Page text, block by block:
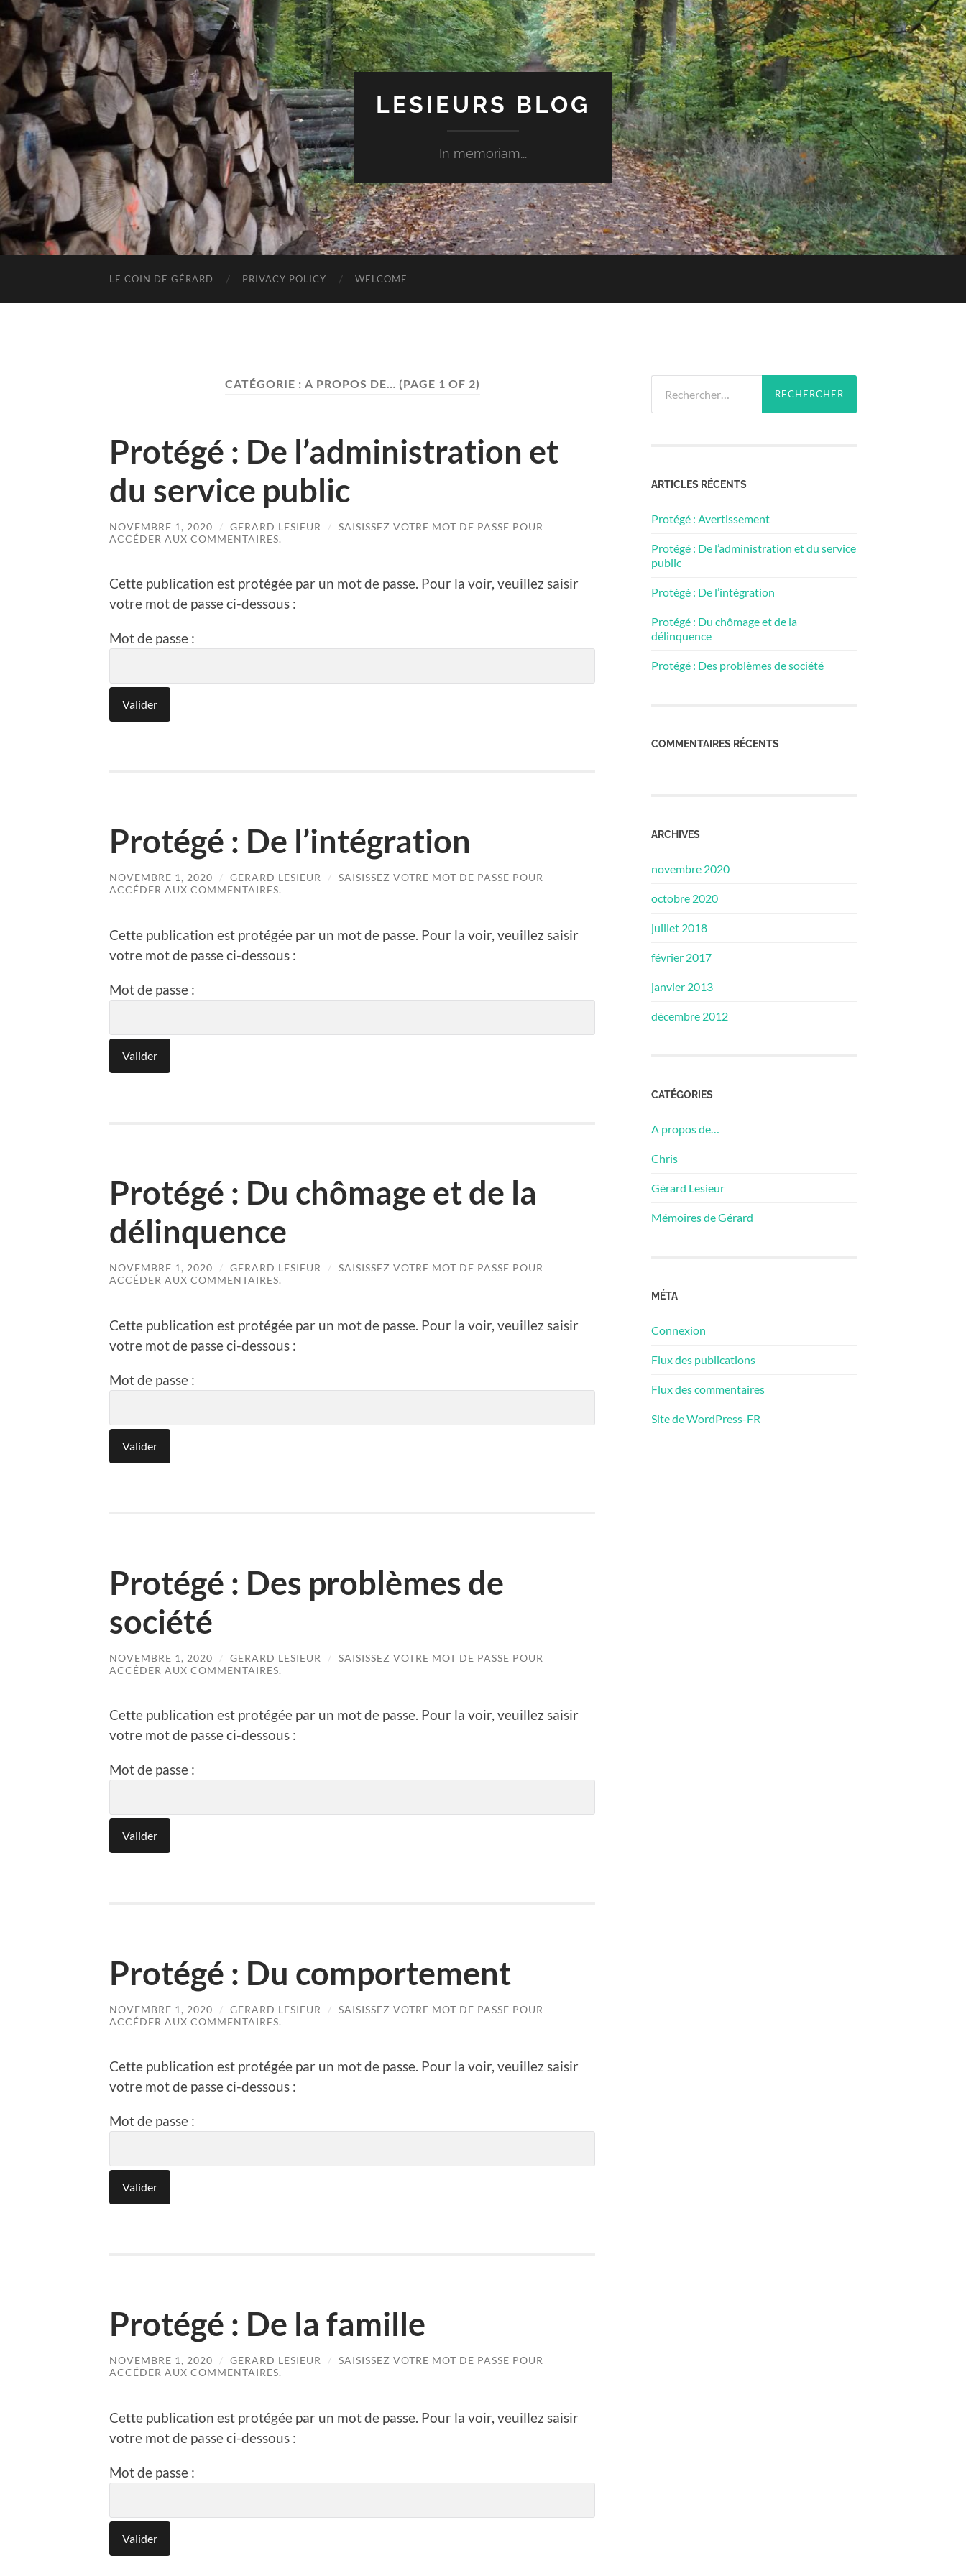
LESIEURS BLOG
In memoriam...
LE COIN DE GÉRARD PRIVACY POLICY WELCOME
CATÉGORIE : A PROPOS DE… (PAGE 1 OF 2)
Protégé : De l’administration et
du service public
NOVEMBRE 1, 2020 / GERARD LESIEUR / SAISISSEZ VOTRE MOT DE PASSE POUR
ACCÉDER AUX COMMENTAIRES.
Cette publication est protégée par un mot de passe. Pour la voir, veuillez saisir
votre mot de passe ci-dessous :
Mot de passe :
Protégé : De l’intégration
NOVEMBRE 1, 2020 / GERARD LESIEUR / SAISISSEZ VOTRE MOT DE PASSE POUR
ACCÉDER AUX COMMENTAIRES.
Cette publication est protégée par un mot de passe. Pour la voir, veuillez saisir
votre mot de passe ci-dessous :
Mot de passe :
Protégé : Du chômage et de la
délinquence
NOVEMBRE 1, 2020 / GERARD LESIEUR / SAISISSEZ VOTRE MOT DE PASSE POUR
ACCÉDER AUX COMMENTAIRES.
Cette publication est protégée par un mot de passe. Pour la voir, veuillez saisir
votre mot de passe ci-dessous :
Mot de passe :
Protégé : Des problèmes de
société
NOVEMBRE 1, 2020 / GERARD LESIEUR / SAISISSEZ VOTRE MOT DE PASSE POUR
ACCÉDER AUX COMMENTAIRES.
Cette publication est protégée par un mot de passe. Pour la voir, veuillez saisir
votre mot de passe ci-dessous :
Mot de passe :
Protégé : Du comportement
NOVEMBRE 1, 2020 / GERARD LESIEUR / SAISISSEZ VOTRE MOT DE PASSE POUR
ACCÉDER AUX COMMENTAIRES.
Cette publication est protégée par un mot de passe. Pour la voir, veuillez saisir
votre mot de passe ci-dessous :
Mot de passe :
Protégé : De la famille
NOVEMBRE 1, 2020 / GERARD LESIEUR / SAISISSEZ VOTRE MOT DE PASSE POUR
ACCÉDER AUX COMMENTAIRES.
Cette publication est protégée par un mot de passe. Pour la voir, veuillez saisir
votre mot de passe ci-dessous :
Mot de passe :
ARTICLES RÉCENTS
Protégé : Avertissement
Protégé : De l’administration et du service
public
Protégé : De l’intégration
Protégé : Du chômage et de la
délinquence
Protégé : Des problèmes de société
COMMENTAIRES RÉCENTS
ARCHIVES
novembre 2020
octobre 2020
juillet 2018
février 2017
janvier 2013
décembre 2012
CATÉGORIES
A propos de…
Chris
Gérard Lesieur
Mémoires de Gérard
MÉTA
Connexion
Flux des publications
Flux des commentaires
Site de WordPress-FR